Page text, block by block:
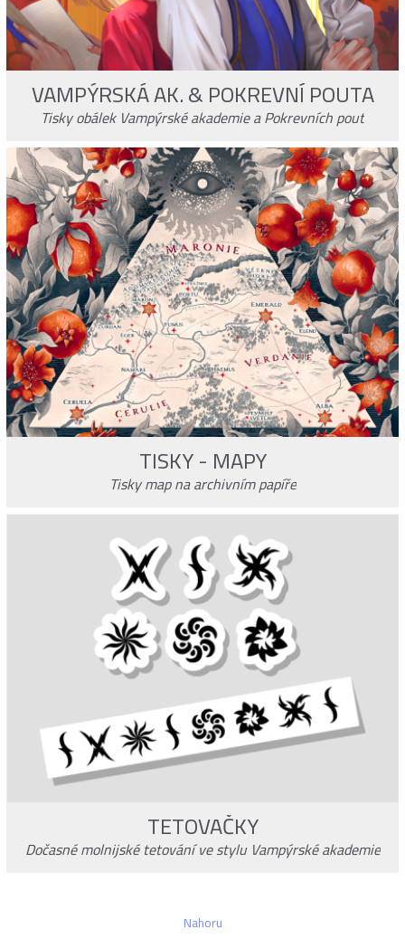
VAMPÝRSKÁ AK. & POKREVNÍ POUTA
Tisky obálek Vampýrské akademie a Pokrevních pout
TISKY - MAPY
Tisky map na archivním papíře
TETOVAČKY
Dočasné molnijské tetování ve stylu Vampýrské akademie
Nahoru